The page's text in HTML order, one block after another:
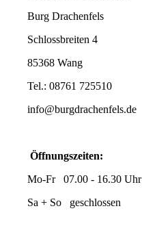
Burg Drachenfels
Schlossbreiten 4
85368 Wang
Tel.: 08761 725510
info@burgdrachenfels.de
Öffnungszeiten:
Mo-Fr 07.00 - 16.30 Uhr
Sa + So geschlossen